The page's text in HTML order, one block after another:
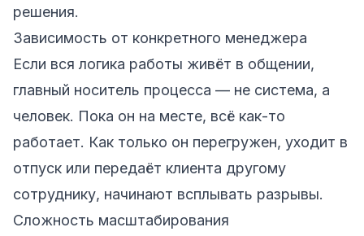
решения.
Зависимость от конкретного менеджера
Если вся логика работы живёт в общении,
главный носитель процесса — не система, а
человек. Пока он на месте, всё как-то
работает. Как только он перегружен, уходит в
отпуск или передаёт клиента другому
сотруднику, начинают всплывать разрывы.
Сложность масштабирования